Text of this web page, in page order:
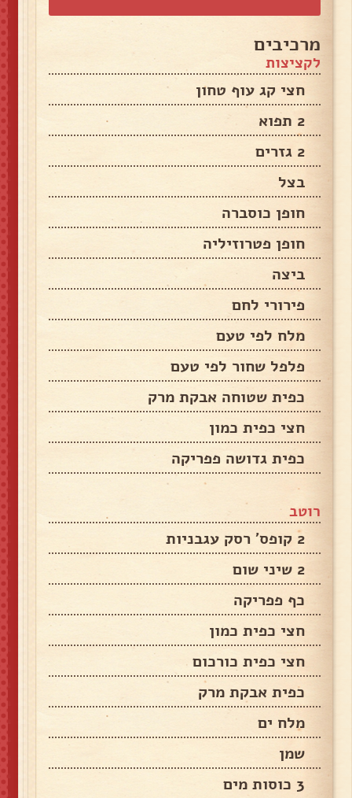
מרכיבים
לקציצות
חצי קג עוף טחון
2 תפוא
2 גזרים
בצל
חופן כוסברה
חופן פטרוזיליה
ביצה
פירורי לחם
מלח לפי טעם
פלפל שחור לפי טעם
כפית שטוחה אבקת מרק
חצי כפית כמון
כפית גדושה פפריקה
רוטב
2 קופס' רסק עגבניות
2 שיני שום
כף פפריקה
חצי כפית כמון
חצי כפית כורכום
כפית אבקת מרק
מלח ים
שמן
3 כוסות מים